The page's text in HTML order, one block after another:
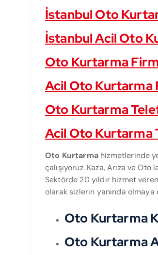
İstanbul Oto
İstanbul Acil Oto
Oto Kurtarma
Acil Oto Kurtarma
Oto Kurtarma
Acil Oto Kurtarma
Oto Kurtarmahizmetlerinde
çalışıyoruz. Kaza, Arıza ve
Sektörde 20 yıldır hizmet
olarak sizlerin yanında olmaya
Oto Kurtarma
Oto Kurtarma